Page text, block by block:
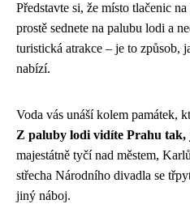
Představte si, že místo tlačenic
prostě sednete na palubu lodi a
turistická atrakce – je to způsob,
nabízí.
Voda vás unáší kolem památek,
Z paluby lodi vidíte Prahu tak,
majestátně tyčí nad městem,
střecha Národního divadla se
jiný náboj.